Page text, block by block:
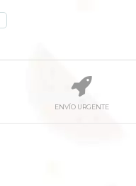
ENVÍO URGENTE